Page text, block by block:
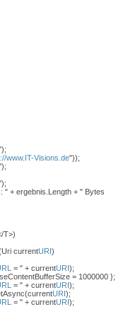
www.IT-Visions.de"));
" + ergebnis.Length + " Bytes
T>)
currentURI)
= " + currentURI);
= 1000000 };
= " + currentURI);
URI);
= " + currentURI);